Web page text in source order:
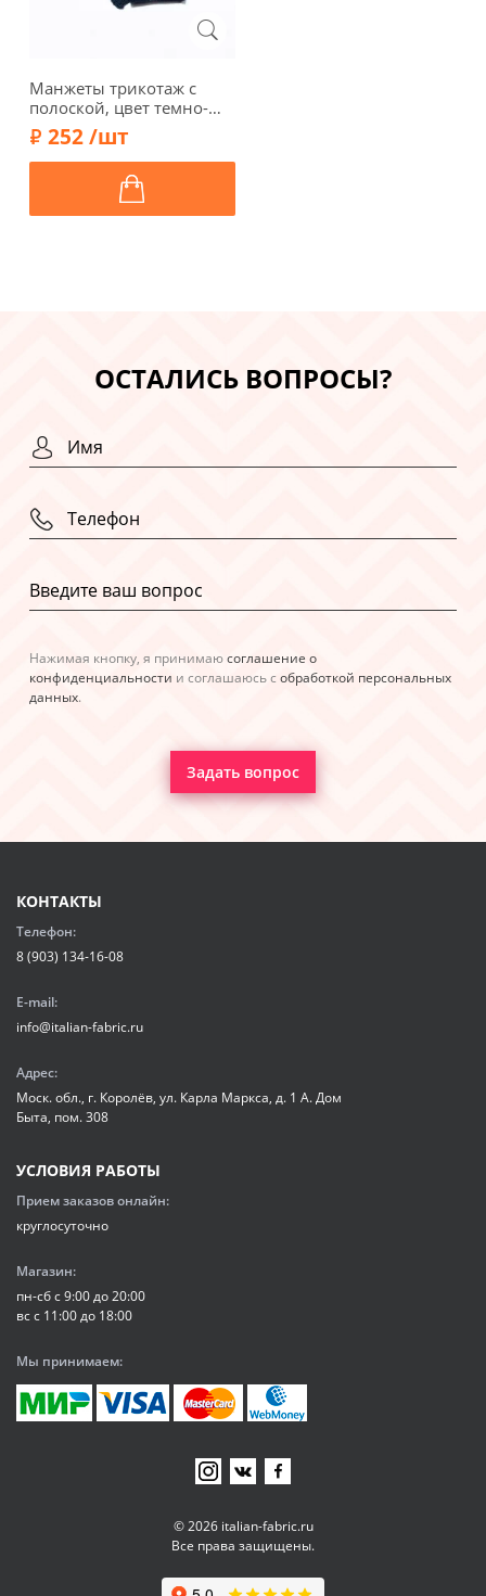
Манжеты трикотаж с
полоской, цвет темно-
синий/серебряный
меланж
252 /шт
ОСТАЛИСЬ ВОПРОСЫ?
Нажимая кнопку, я принимаюсоглашение о
конфиденциальности и соглашаюсь с обработкой персональных
данных.
Задать вопрос
© 2026 italian-fabric.ru
Все права защищены.
КОНТАКТЫ
Телефон:
8 (903) 134-16-08
E-mail:
info@italian-fabric.ru
Адрес:
Моск. обл., г. Королёв, ул. Карла Маркса, д. 1 А. Дом
Быта, пом. 308
УСЛОВИЯ РАБОТЫ
Прием заказов онлайн:
круглосуточно
Магазин:
пн-сб с 9:00 до 20:00
вс с 11:00 до 18:00
Мы принимаем: